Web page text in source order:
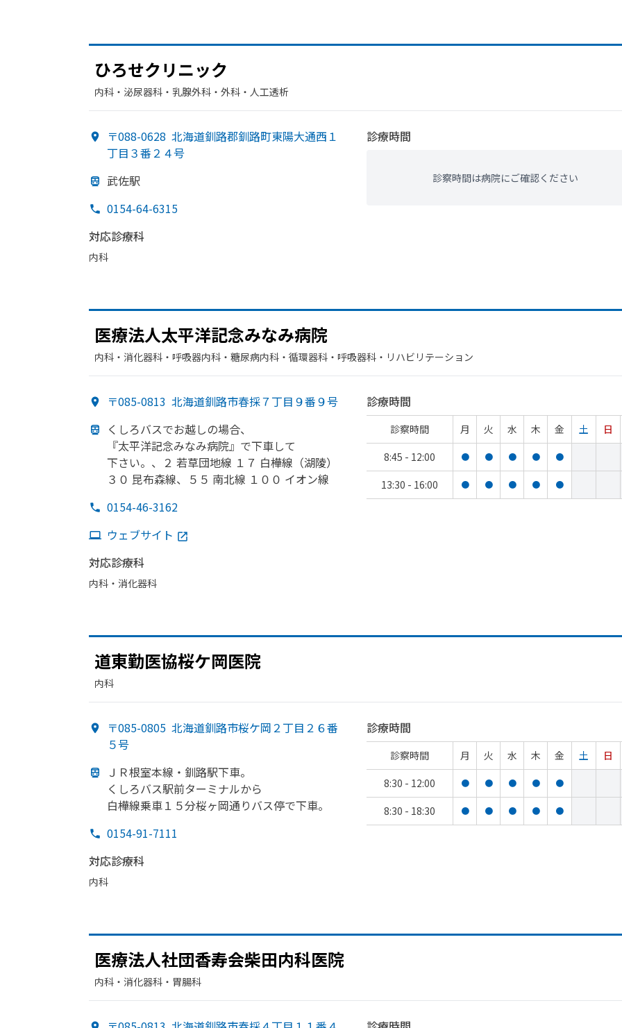
ひろせクリニック
内科・​泌尿器科・​乳腺外科・​外科・​人工透析
〒088-0628 北海道釧路郡釧路町東陽大通西１
丁目３番２４号
武佐駅
0154-64-6315
対応診療科
内科
診療時間
診察時間は病院にご確認ください
医療法人太平洋記念みなみ病院
内科・​消化器科・​呼吸器内科・​糖尿病内科・​循環器科・​呼吸器科・​リハビリテーション
〒085-0813 北海道釧路市春採７丁目９番９号
くしろバスでお越しの場合、
『太平洋記念みなみ病院』で下車して
下さい。、 ２ 若草団地線 １７ 白樺線 （湖陵）
３０ 昆布森線、 ５５ 南北線 １００ イオン線
0154-46-3162
ウェブサイト
対応診療科
内科・​消化器科
診療時間
診察時間 月 火 水 木 金 土
日
8:45 - 12:00
● ● ● ● ●
13:30 - 16:00 ● ● ● ● ●
道東勤医協桜ケ岡医院
内科
〒085-0805 北海道釧路市桜ケ岡２丁目２６番
５号
ＪＲ根室本線・釧路駅下車。
くしろバス駅前ターミナルから
白樺線乗車１５分桜ヶ岡通りバス停で下車。
0154-91-7111
対応診療科
内科
診療時間
診察時間 月 火 水 木 金 土
日
8:30 - 12:00
● ● ● ● ●
8:30 - 18:30 ● ● ● ● ●
医療法人社団香寿会柴田内科医院
内科・​消化器科・​胃腸科